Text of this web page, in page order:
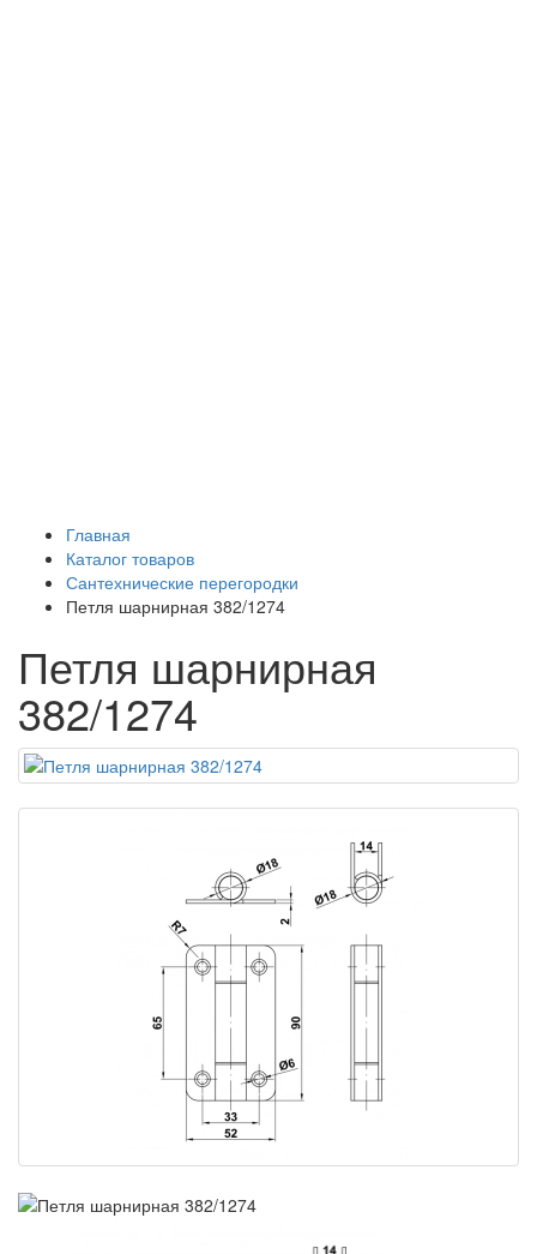
Главная
Каталог товаров
Сантехнические перегородки
Петля шарнирная 382/1274
Петля шарнирная
382/1274